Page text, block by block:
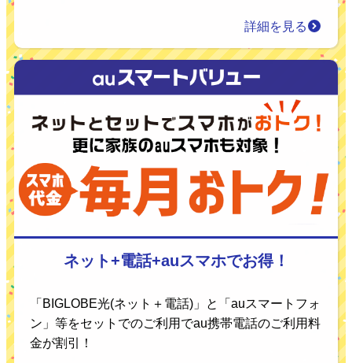
詳細を見る
ネット+電話+auスマホでお得！
「BIGLOBE光(ネット＋電話)」と「auスマートフォ
ン」等をセットでのご利用でau携帯電話のご利用料
金が割引！